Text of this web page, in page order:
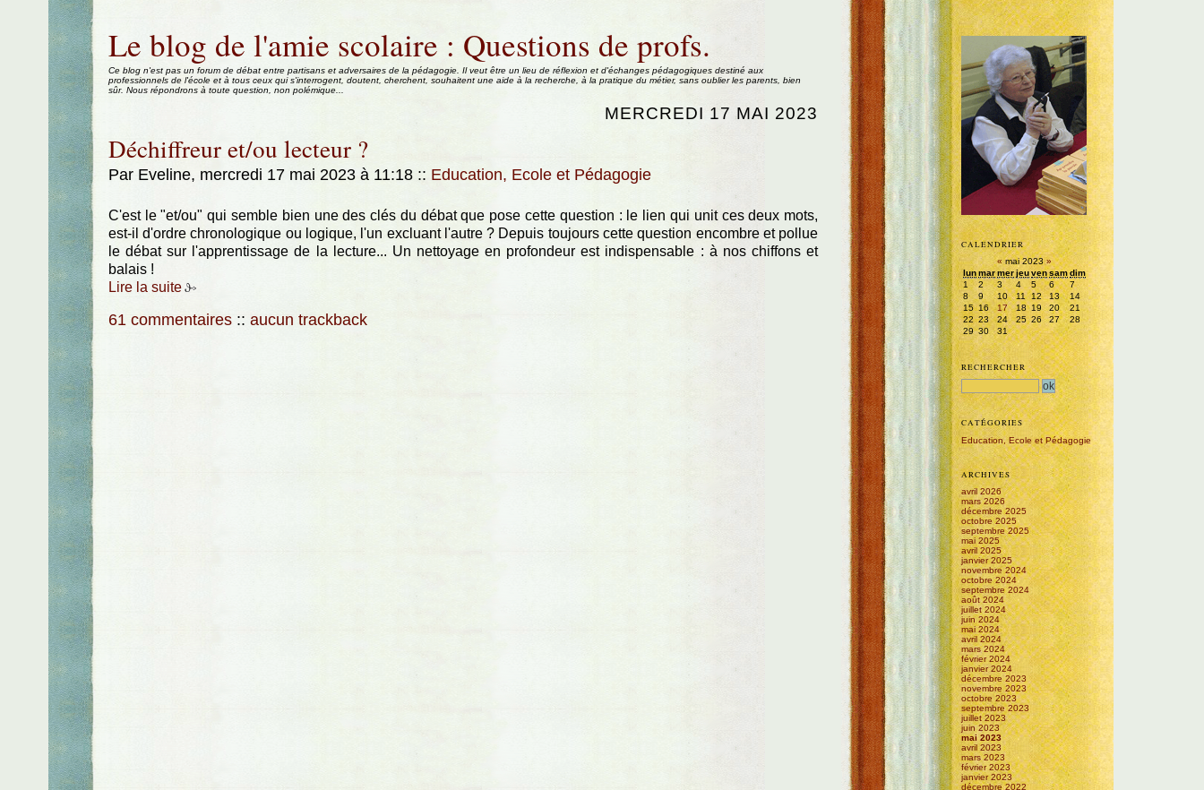
Aller au contenu
Le blog de l'amie scolaire : Questions de profs.
Ce blog n'est pas un forum de débat entre partisans et adversaires de la pédagogie. Il veut être un lieu de réflexion et d'échanges pédagogiques destiné aux
professionnels de l'école et à tous ceux qui s'interrogent, doutent, cherchent, souhaitent une aide à la recherche, à la pratique du métier, sans oublier les parents, bien
sûr. Nous répondrons à toute question, non polémique...
MERCREDI 17 MAI 2023
Déchiffreur et/ou lecteur ?
Par Eveline, mercredi 17 mai 2023 à 11:18 :: Education, Ecole et Pédagogie
C'est le "et/ou" qui semble bien une des clés du débat que pose cette question : le lien qui unit ces deux mots,
est-il d'ordre chronologique ou logique, l'un excluant l'autre ? Depuis toujours cette question encombre et pollue
le débat sur l'apprentissage de la lecture... Un nettoyage en profondeur est indispensable : à nos chiffons et
balais !
Lire la suite
61 commentaires :: aucun trackback
CALENDRIER
«mai 2023»
lunmarmerjeuvensamdim
1
2 3 4 5 6
7
8
9 10 11 12 13
14
15 16 17 18 19 20
21
22 23 24 25 26 27
28
29 30 31
RECHERCHER
CATÉGORIES
Education, Ecole et Pédagogie
ARCHIVES
avril 2026
mars 2026
décembre 2025
octobre 2025
septembre 2025
mai 2025
avril 2025
janvier 2025
novembre 2024
octobre 2024
septembre 2024
août 2024
juillet 2024
juin 2024
mai 2024
avril 2024
mars 2024
février 2024
janvier 2024
décembre 2023
novembre 2023
octobre 2023
septembre 2023
juillet 2023
juin 2023
mai 2023
avril 2023
mars 2023
février 2023
janvier 2023
décembre 2022